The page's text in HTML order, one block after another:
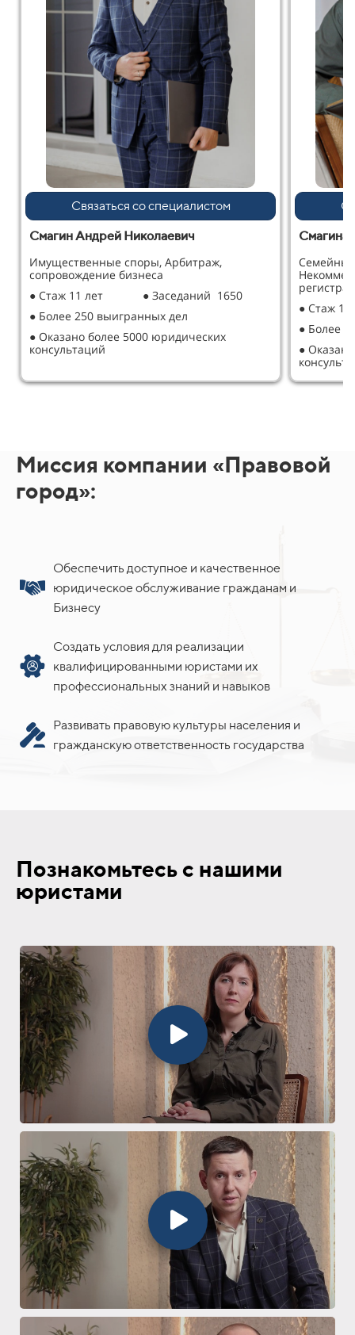
Связаться со специалистом
Смагин Андрей Николаевич
Имущественные споры, Арбитраж,
сопровождение бизнеса
● Стаж 11 лет
● Заседаний 1650
● Более 250 выигранных дел
● Оказано более 5000 юридических
консультаций
Смагина
● Стаж 12
● Более
●
Миссия компании «Правовой
город»:
Обеспечить доступное и качественное
юридическое обслуживание гражданам и
Бизнесу
Создать условия для реализации
квалифицированными юристами их
профессиональных знаний и навыков
Развивать правовую культуры населения и
гражданскую ответственность государства
Познакомьтесь с нашими
юристами